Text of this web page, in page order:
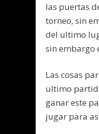
las puertas
torneo, sin
del ultimo
sin embargo
Las cosas
ultimo
ganar este
jugar para